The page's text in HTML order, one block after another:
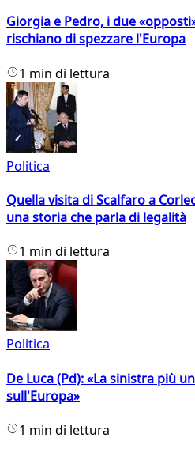
Giorgia e Pedro, i due
rischiano di spezzare l'Europa
1 min di lettura
Politica
Quella visita di Scalfaro a
una storia che parla di legalità
1 min di lettura
Politica
De Luca (Pd): «La sinistra più
sull'Europa»
1 min di lettura